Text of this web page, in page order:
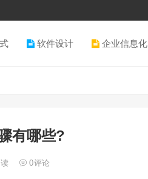
软件设计 企业信息化
有哪些?
0评论